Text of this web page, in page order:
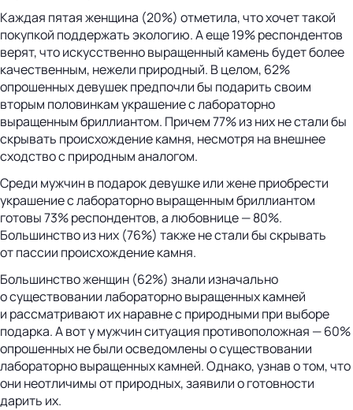
Каждая пятая женщина (20%) отметила, что хочет такой
покупкой поддержать экологию. А еще 19% респондентов
верят, что искусственно выращенный камень будет более
качественным, нежели природный. В целом, 62%
опрошенных девушек предпочли бы подарить своим
вторым половинкам украшение с лабораторно
выращенным бриллиантом. Причем 77% из них не стали бы
скрывать происхождение камня, несмотря на внешнее
сходство с природным аналогом.
Среди мужчин в подарок девушке или жене приобрести
украшение с лабораторно выращенным бриллиантом
готовы 73% респондентов, а любовнице — 80%.
Большинство из них (76%) также не стали бы скрывать
от пассии происхождение камня.
Большинство женщин (62%) знали изначально
о существовании лабораторно выращенных камней
и рассматривают их наравне с природными при выборе
подарка. А вот у мужчин ситуация противоположная — 60%
опрошенных не были осведомлены о существовании
лабораторно выращенных камней. Однако, узнав о том, что
они неотличимы от природных, заявили о готовности
дарить их.